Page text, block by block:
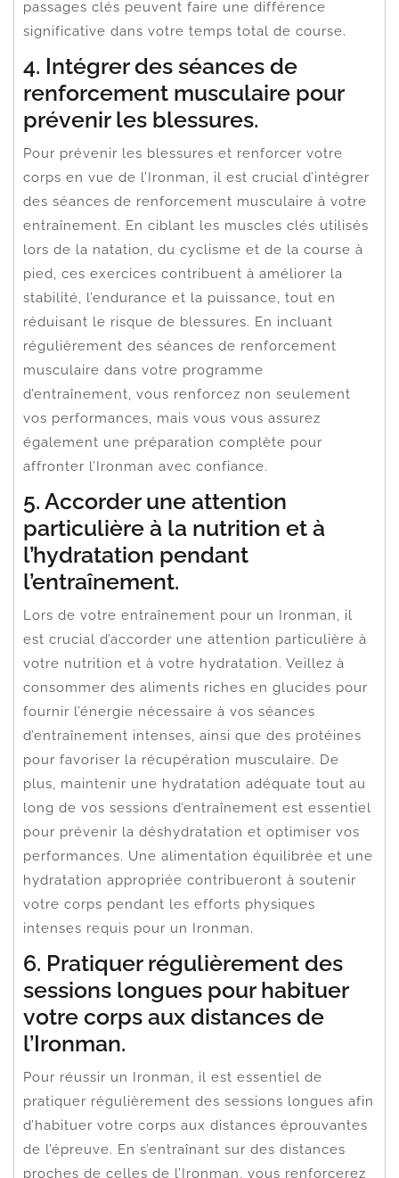
passages clés peuvent faire une différence
significative dans votre temps total de course.
4. Intégrer des séances de
renforcement musculaire pour
prévenir les blessures.
Pour prévenir les blessures et renforcer votre
corps en vue de l’Ironman, il est crucial d’intégrer
des séances de renforcement musculaire à votre
entraînement. En ciblant les muscles clés utilisés
lors de la natation, du cyclisme et de la course à
pied, ces exercices contribuent à améliorer la
stabilité, l’endurance et la puissance, tout en
réduisant le risque de blessures. En incluant
régulièrement des séances de renforcement
musculaire dans votre programme
d’entraînement, vous renforcez non seulement
vos performances, mais vous vous assurez
également une préparation complète pour
affronter l’Ironman avec confiance.
5. Accorder une attention
particulière à la nutrition et à
l’hydratation pendant
l’entraînement.
Lors de votre entraînement pour un Ironman, il
est crucial d’accorder une attention particulière à
votre nutrition et à votre hydratation. Veillez à
consommer des aliments riches en glucides pour
fournir l’énergie nécessaire à vos séances
d’entraînement intenses, ainsi que des protéines
pour favoriser la récupération musculaire. De
plus, maintenir une hydratation adéquate tout au
long de vos sessions d’entraînement est essentiel
pour prévenir la déshydratation et optimiser vos
performances. Une alimentation équilibrée et une
hydratation appropriée contribueront à soutenir
votre corps pendant les efforts physiques
intenses requis pour un Ironman.
6. Pratiquer régulièrement des
sessions longues pour habituer
votre corps aux distances de
l’Ironman.
Pour réussir un Ironman, il est essentiel de
pratiquer régulièrement des sessions longues afin
d’habituer votre corps aux distances éprouvantes
de l’épreuve. En s’entraînant sur des distances
proches de celles de l’Ironman, vous renforcerez